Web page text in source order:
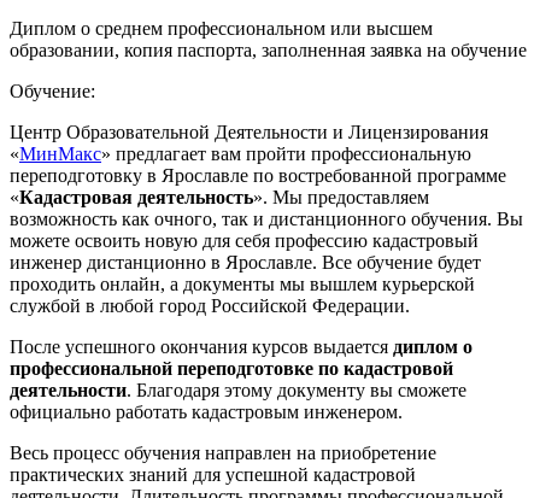
Диплом о среднем профессиональном или высшем
образовании, копия паспорта, заполненная заявка на обучение
Обучение:
Центр Образовательной Деятельности и Лицензирования
«МинМакс» предлагает вам пройти профессиональную
переподготовку в Ярославле по востребованной программе
«Кадастровая деятельность». Мы предоставляем
возможность как очного, так и дистанционного обучения. Вы
можете освоить новую для себя профессию кадастровый
инженер дистанционно в Ярославле. Все обучение будет
проходить онлайн, а документы мы вышлем курьерской
службой в любой город Российской Федерации.
После успешного окончания курсов выдается диплом о
профессиональной переподготовке по кадастровой
деятельности. Благодаря этому документу вы сможете
официально работать кадастровым инженером.
Весь процесс обучения направлен на приобретение
практических знаний для успешной кадастровой